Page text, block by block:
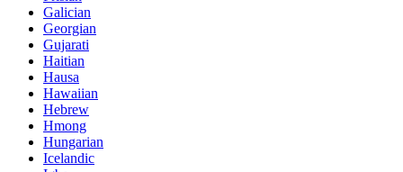
Galician
Georgian
Gujarati
Haitian
Hausa
Hawaiian
Hebrew
Hmong
Hungarian
Icelandic